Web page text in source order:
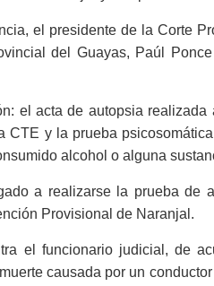
el presidente de la Corte
del Guayas, Paúl
el acta de autopsia
CTE y la prueba
alcohol o alguna
a realizarse la prueba de
Provisional de Naranjal.
el funcionario judicial, de
causada por un